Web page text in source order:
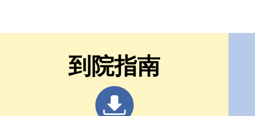
and 2026
）」論文徵稿延至
止，鼓勵相關人員
投稿及報名參加。
Symposium and 2026
ISNPR Regional
Meeting）
到院指南